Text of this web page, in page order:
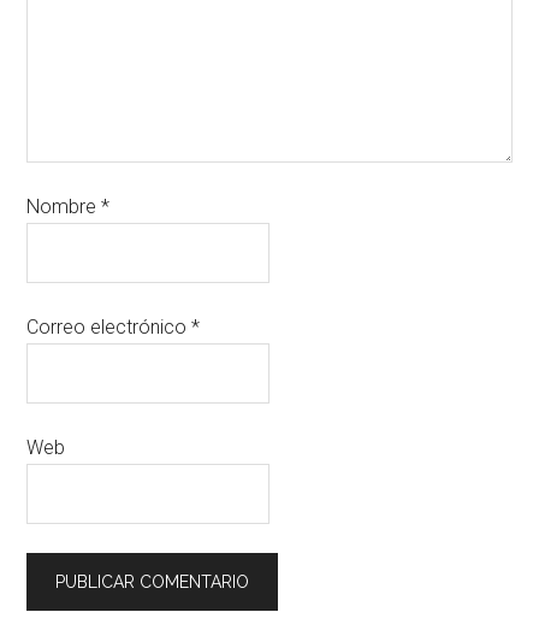
Nombre*
Correo electrónico*
Web